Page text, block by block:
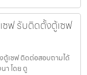
ซฟ รับติดตั้งตู้เซฟ
ตู้เซฟ ติดต่อสอบถามได้
า โดย ตู